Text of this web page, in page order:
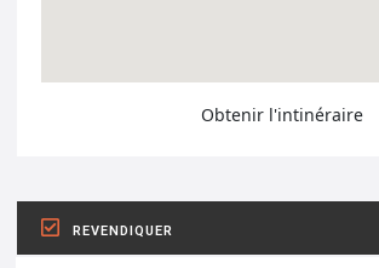
Obtenir l'intinéraire
REVENDIQUER